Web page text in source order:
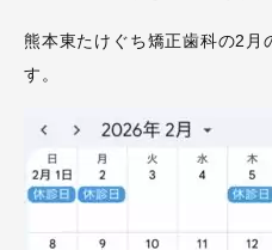
熊本東たけぐち矯正歯科の2月
す。